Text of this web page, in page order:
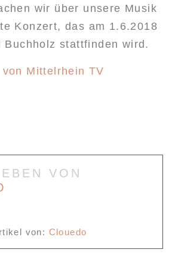
wir über unsere Musik
Konzert, das am 1.6.2018
Buchholz stattfinden wird.
Mittelrhein TV
VON
von: Clouedo